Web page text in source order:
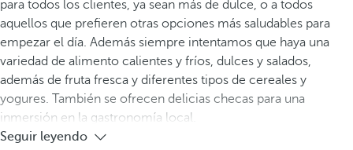
para todos los clientes, ya sean más de dulce, o a todos
aquellos que prefieren otras opciones más saludables para
empezar el día. Además siempre intentamos que haya una
variedad de alimento calientes y fríos, dulces y salados,
además de fruta fresca y diferentes tipos de cereales y
yogures. También se ofrecen delicias checas para una
inmersión en la gastronomía local.
Seguir leyendo